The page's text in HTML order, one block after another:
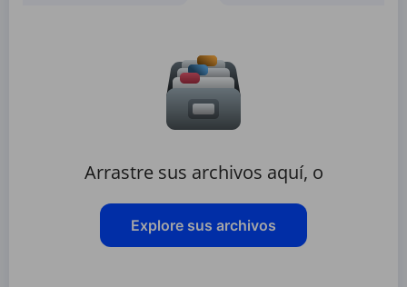
Arrastre sus archivos aquí, o
Explore sus archivos